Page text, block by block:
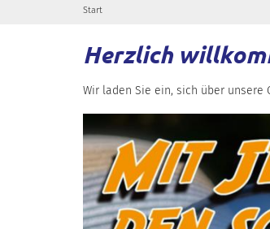
Start
Herzlich
Wir laden Sie ein, sich über